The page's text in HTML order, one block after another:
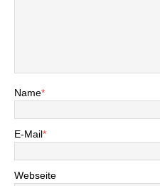
Name*
E-Mail*
Webseite